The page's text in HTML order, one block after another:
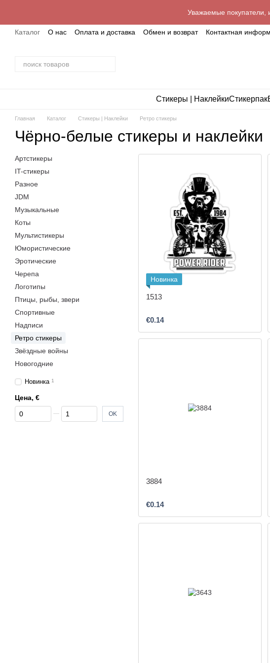
Уважаемые покупатели,
Каталог О нас Оплата и доставка Обмен и возврат Контактная
Стикеры | НаклейкиСтикерпак
Главная Каталог Стикеры | Наклейки Ретро стикеры
Чёрно-белые стикеры и наклейки
Новинка
1513
€0.14
3884
€0.14
Артстикеры
IT-стикеры
Разное
JDM
Музыкальные
Коты
Мультистикеры
Юмористические
Эротические
Черепа
Логотипы
Птицы, рыбы, звери
Спортивные
Надписи
Ретро стикеры
Звёздные войны
Новогодние
Новинка 1
Цена, €
От Цена, €
До Цена, € OK